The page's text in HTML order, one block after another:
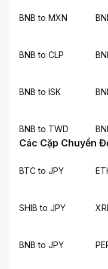
BNB to MXN
BNB to CLP
BNB to ISK
BNB to TWD
Các Cặp Chuyển
BTC to JPY
SHIB to JPY
BNB to JPY